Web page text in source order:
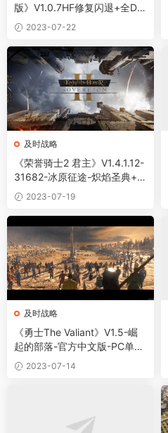
版》V1.0.7HF修复闪退+全DL
C+预购特典豪华中文版
2023-07-22
及时战略
《荣誉骑士2 君主》V1.4.1.12-
31682-冰原征途-炽焰圣典+全
DLC-中字-国语-PC版
2023-07-19
及时战略
《勇士The Valiant》V1.5-崛
起的部落-官方中文版-PC单机
游戏下载
2023-07-14